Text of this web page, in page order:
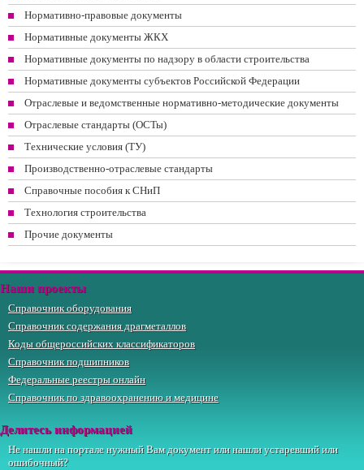
Нормативно-правовые документы
Нормативные документы ЖКХ
Нормативные документы по надзору в области строительства
Нормативные документы субъектов Российской Федерации
Отраслевые и ведомственные нормативно-методические документы
Отраслевые стандарты (ОСТы)
Технические условия (ТУ)
Производственно-отраслевые стандарты
Справочные пособия к СНиП
Технология строительства
Прочие документы
Наши проекты
Справочник оборудования
Справочник содержания драгметаллов
Коды общероссийских классификаторов
Справочник подшипников
Федеральные реестры онлайн
Справочник по здравоохранению и медицине
Делитесь информацией
Не нашли на портале нужный Вам документ или нашли устаревший или
ошибочный?